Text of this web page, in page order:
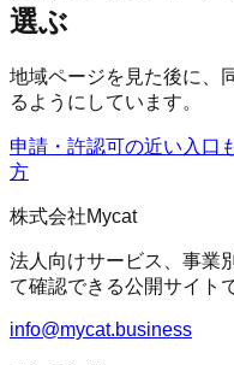
選ぶ
地域ページを見た後に、
るようにしています。
申請・許認可の近い入口
方
株式会社Mycat
法人向けサービス、事業
て確認できる公開サイト
info@mycat.business